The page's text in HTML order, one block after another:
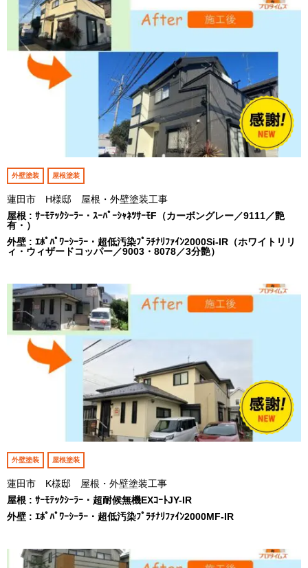
外壁塗装 屋根塗装
蓮田市 H様邸 屋根・外壁塗装工事
屋根 : ｻｰﾓﾃｯｸｼｰﾗｰ・ｽｰﾊﾟｰｼｬﾈﾂｻｰﾓF（カーボングレー／9111／艶
有・）
外壁 : ｴﾎﾟﾊﾟﾜｰｼｰﾗｰ・超低汚染ﾌﾟﾗﾁﾅﾘﾌｧｲﾝ2000Si-IR（ホワイトリリ
ィ・ウィザードコッパー／9003・8078／3分艶）
外壁塗装 屋根塗装
蓮田市 K様邸 屋根・外壁塗装工事
屋根 : ｻｰﾓﾃｯｸｼｰﾗｰ・超耐候無機EXｺｰﾄJY-IR
外壁 : ｴﾎﾟﾊﾟﾜｰｼｰﾗｰ・超低汚染ﾌﾟﾗﾁﾅﾘﾌｧｲﾝ2000MF-IR